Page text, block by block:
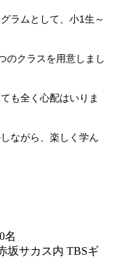
ラムとして、小1生～
のクラスを用意しまし
も全く心配はいりま
ながら、楽しく学ん
名
サカス内 TBSギ